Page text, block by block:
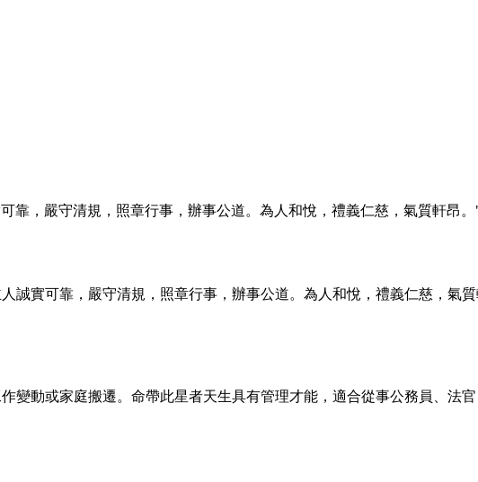
靠，嚴守清規，照章行事，辦事公道。為人和悅，禮義仁慈，氣質軒昂。
誠實可靠，嚴守清規，照章行事，辦事公道。為人和悅，禮義仁慈，氣
變動或家庭搬遷。命帶此星者天生具有管理才能，適合從事公務員、法